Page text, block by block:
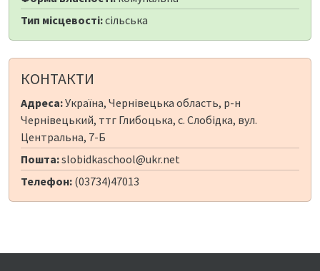
Тип місцевості:сільська
КОНТАКТИ
Адреса:Україна, Чернівецька область, р-н
Чернівецький, ттг Глибоцька, с. Слобідка, вул.
Центральна, 7-Б
Пошта:slobidkaschool@ukr.net
Телефон: (03734)47013